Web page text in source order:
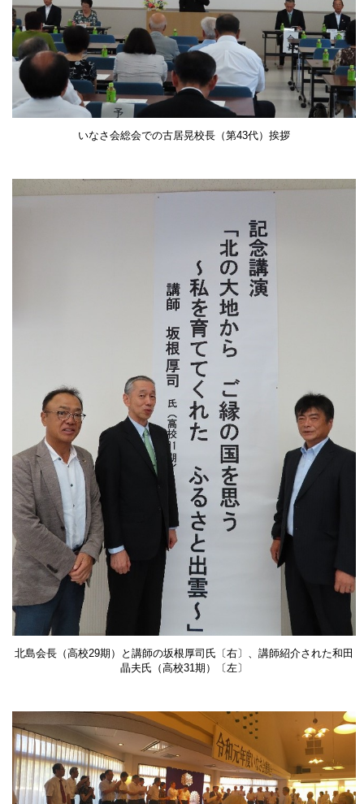
いなさ会総会での古居晃校長（第43代）挨拶
北島会長（高校29期）と講師の坂根厚司氏〔右〕、講師紹介された和田
晶夫氏（高校31期）〔左〕